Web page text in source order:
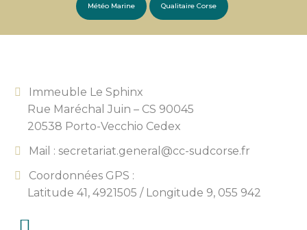
Météo Marine Qualitaire Corse
Immeuble Le Sphinx
Rue Maréchal Juin – CS 90045
20538 Porto-Vecchio Cedex
Mail : secretariat.general@cc-sudcorse.fr
Coordonnées GPS :
Latitude 41, 4921505 / Longitude 9, 055 942